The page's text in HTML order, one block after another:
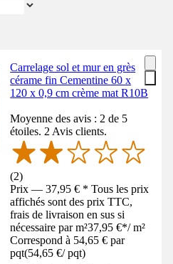
Carrelage sol et mur en grès
cérame fin Cementine 60 x
120 x 0,9 cm crème mat R10B
Moyenne des avis : 2 de 5
étoiles. 2 Avis clients.
(2)
Prix — 37,95 € * Tous les prix
affichés sont des prix TTC,
frais de livraison en sus si
nécessaire par m²37,95 €*/ m²
Correspond à 54,65 € par
pqt(54,65 €/ pqt)